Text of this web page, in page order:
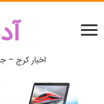
اخبار کرج –